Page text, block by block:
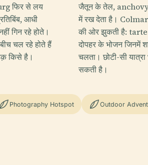
फिर से लय
आधी
गिन रहे होते।
चल रहे होते हैं
किसे है।
जैतून के तेल,
में रख देता है।
की ओर झुकती है:
दोपहर के भोजन जिनमें
चलता। छोटी-सी
सकती है।
Photography Hotspot Outdoor